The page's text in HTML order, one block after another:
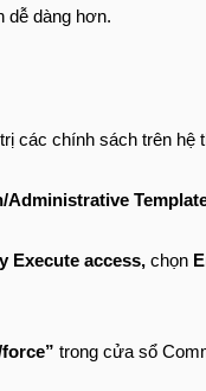
dễ dàng hơn.
các chính sách trên hệ
Execute access, chọn
trong cửa sổ